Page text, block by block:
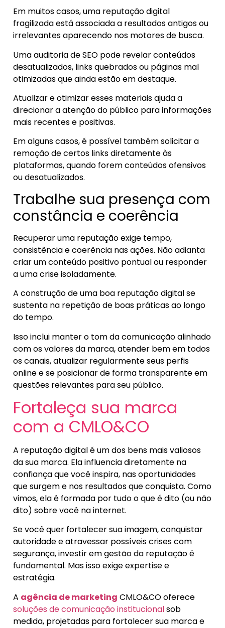
Em muitos casos, uma reputação digital
fragilizada está associada a resultados antigos ou
irrelevantes aparecendo nos motores de busca.
Uma auditoria de SEO pode revelar conteúdos
desatualizados, links quebrados ou páginas mal
otimizadas que ainda estão em destaque.
Atualizar e otimizar esses materiais ajuda a
direcionar a atenção do público para informações
mais recentes e positivas.
Em alguns casos, é possível também solicitar a
remoção de certos links diretamente às
plataformas, quando forem conteúdos ofensivos
ou desatualizados.
Trabalhe sua presença com
constância e coerência
Recuperar uma reputação exige tempo,
consistência e coerência nas ações. Não adianta
criar um conteúdo positivo pontual ou responder
a uma crise isoladamente.
A construção de uma boa reputação digital se
sustenta na repetição de boas práticas ao longo
do tempo.
Isso inclui manter o tom da comunicação alinhado
com os valores da marca, atender bem em todos
os canais, atualizar regularmente seus perfis
online e se posicionar de forma transparente em
questões relevantes para seu público.
Fortaleça sua marca
com a CMLO&CO
A reputação digital é um dos bens mais valiosos
da sua marca. Ela influencia diretamente na
confiança que você inspira, nas oportunidades
que surgem e nos resultados que conquista. Como
vimos, ela é formada por tudo o que é dito (ou não
dito) sobre você na internet.
Se você quer fortalecer sua imagem, conquistar
autoridade e atravessar possíveis crises com
segurança, investir em gestão da reputação é
fundamental. Mas isso exige expertise e
estratégia.
A agência de marketing CMLO&CO oferece
soluções de comunicação institucionalsob
medida, projetadas para fortalecer sua marca e